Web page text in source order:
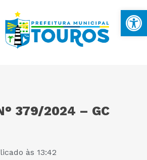
379/2024 – GC
às 13:42